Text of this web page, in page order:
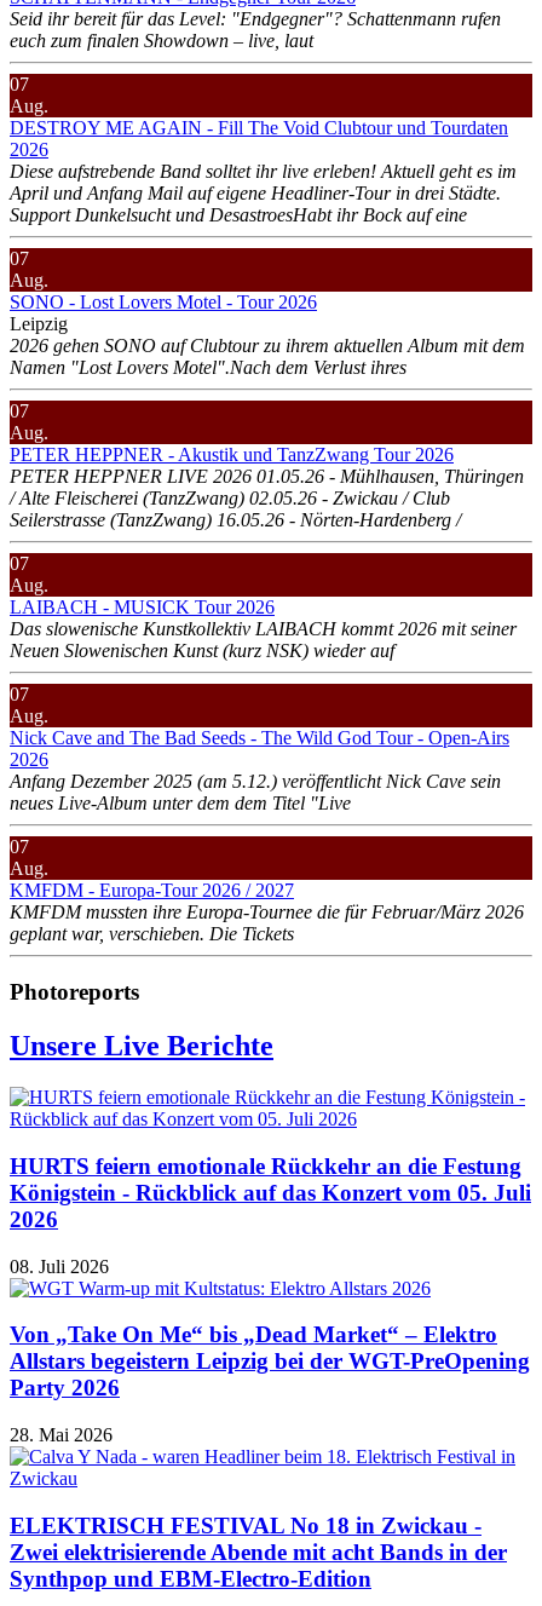
Seid ihr bereit für das Level: "Endgegner"? Schattenmann rufen
euch zum finalen Showdown – live, laut
07
Aug.
DESTROY ME AGAIN - Fill The Void Clubtour und Tourdaten
2026
Diese aufstrebende Band solltet ihr live erleben! Aktuell geht es im
April und Anfang Mail auf eigene Headliner-Tour in drei Städte.
Support Dunkelsucht und DesastroesHabt ihr Bock auf eine
07
Aug.
SONO - Lost Lovers Motel - Tour 2026
Leipzig
2026 gehen SONO auf Clubtour zu ihrem aktuellen Album mit dem
Namen "Lost Lovers Motel".Nach dem Verlust ihres
07
Aug.
PETER HEPPNER - Akustik und TanzZwang Tour 2026
PETER HEPPNER LIVE 2026 01.05.26 - Mühlhausen, Thüringen
/ Alte Fleischerei (TanzZwang) 02.05.26 - Zwickau / Club
Seilerstrasse (TanzZwang) 16.05.26 - Nörten-Hardenberg /
07
Aug.
LAIBACH - MUSICK Tour 2026
Das slowenische Kunstkollektiv LAIBACH kommt 2026 mit seiner
Neuen Slowenischen Kunst (kurz NSK) wieder auf
07
Aug.
Nick Cave and The Bad Seeds - The Wild God Tour - Open-Airs
2026
Anfang Dezember 2025 (am 5.12.) veröffentlicht Nick Cave sein
neues Live-Album unter dem dem Titel "Live
07
Aug.
KMFDM - Europa-Tour 2026 / 2027
KMFDM mussten ihre Europa-Tournee die für Februar/März 2026
geplant war, verschieben. Die Tickets
Photoreports
Unsere Live Berichte
HURTS feiern emotionale Rückkehr an die Festung
Königstein - Rückblick auf das Konzert vom 05. Juli
2026
08. Juli 2026
Von „Take On Me“ bis „Dead Market“ – Elektro
Allstars begeistern Leipzig bei der WGT-PreOpening
Party 2026
28. Mai 2026
ELEKTRISCH FESTIVAL No 18 in Zwickau -
Zwei elektrisierende Abende mit acht Bands in der
Synthpop und EBM-Electro-Edition